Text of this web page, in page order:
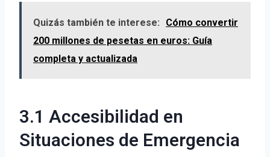
Quizás también te interese:
Cómo convertir
200 millones de pesetas en euros: Guía
completa y actualizada
3.1 Accesibilidad en
Situaciones de Emergencia